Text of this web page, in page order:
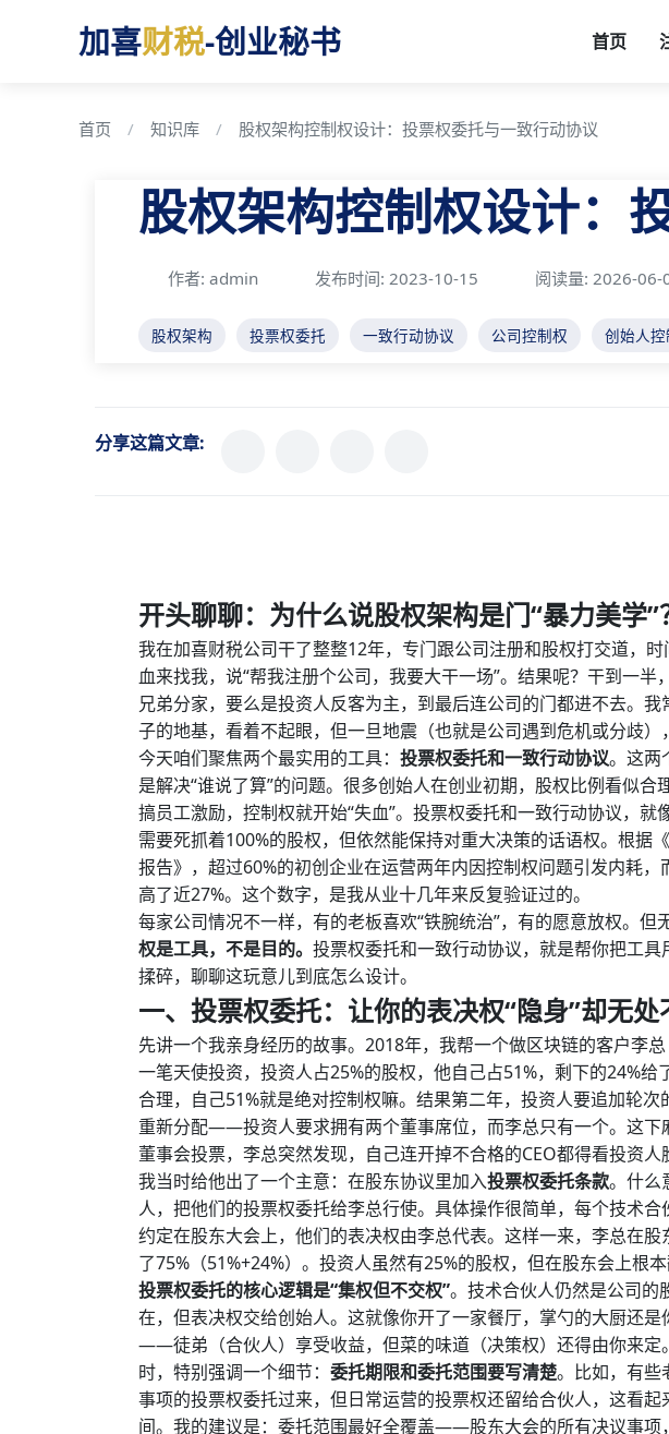
加喜财税-创业秘书 首页
首页 知识库 股权架构控制权设计：投票权委托与一致行动协议
股权架构控制权设计：
作者: admin 发布时间: 2023-10-15 阅读量: 2026-
股权架构 投票权委托 一致行动协议 公司控制权 创始人控
分享这篇文章:
开头聊聊：为什么说股权架构是门“暴力美学”
我在加喜财税公司干了整整12年，专门跟公司注册和股权打交道，
血来找我，说“帮我注册个公司，我要大干一场”。结果呢？干到一
兄弟分家，要么是投资人反客为主，到最后连公司的门都进不去。
子的地基，看着不起眼，但一旦地震（也就是公司遇到危机或分歧）
今天咱们聚焦两个最实用的工具： 投票权委托和一致行动协议。这两
是解决“谁说了算”的问题。很多创始人在创业初期，股权比例看似
搞员工激励，控制权就开始“失血”。投票权委托和一致行动协议，
需要死抓着100%的股权，但依然能保持对重大决策的话语权。根据
报告》，超过60%的初创企业在运营两年内因控制权问题引发内耗
高了近27%。这个数字，是我从业十几年来反复验证过的。
每家公司情况不一样，有的老板喜欢“铁腕统治”，有的愿意放权。但
权是工具，不是目的。 投票权委托和一致行动协议，就是帮你把工
揉碎，聊聊这玩意儿到底怎么设计。
一、投票权委托：让你的表决权“隐身”却无处
先讲一个我亲身经历的故事。2018年，我帮一个做区块链的客户李
一笔天使投资，投资人占25%的股权，他自己占51%，剩下的24%
合理，自己51%就是绝对控制权嘛。结果第二年，投资人要追加轮
重新分配——投资人要求拥有两个董事席位，而李总只有一个。这下
董事会投票，李总突然发现，自己连开掉不合格的CEO都得看投资人
我当时给他出了一个主意：在股东协议里加入投票权委托条款。什么
人，把他们的投票权委托给李总行使。具体操作很简单，每个技术合
约定在股东大会上，他们的表决权由李总代表。这样一来，李总在股
了75%（51%+24%）。投资人虽然有25%的股权，但在股东会上根本
投票权委托的核心逻辑是“集权但不交权”。技术合伙人仍然是公司的
在，但表决权交给创始人。这就像你开了一家餐厅，掌勺的大厨还
——徒弟（合伙人）享受收益，但菜的味道（决策权）还得由你来定
时，特别强调一个细节： 委托期限和委托范围要写清楚。比如，有些
事项的投票权委托过来，但日常运营的投票权还留给合伙人，这看
间。我的建议是：委托范围最好全覆盖——股东大会的所有决议事项